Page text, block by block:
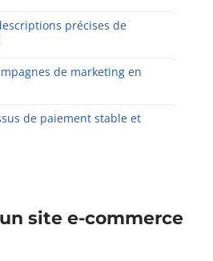
précises de
de marketing en
de paiement stable et
site e-commerce